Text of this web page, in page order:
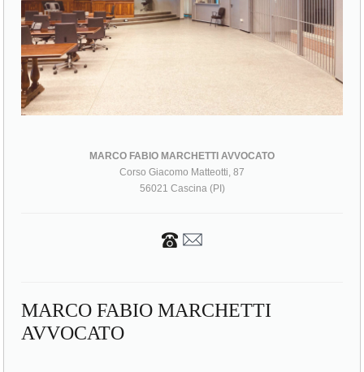
MARCO FABIO MARCHETTI AVVOCATO
Corso Giacomo Matteotti, 87
56021 Cascina (PI)
MARCO FABIO MARCHETTI
AVVOCATO